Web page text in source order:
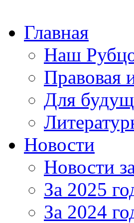
Главная
Наш
Правовая
Для
Новости
Новости
За 2025
За 2024